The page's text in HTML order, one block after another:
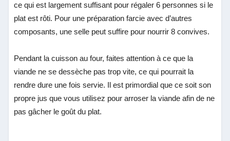
ce qui est largement suffisant pour régaler 6 personnes si le
plat est rôti. Pour une préparation farcie avec d’autres
composants, une selle peut suffire pour nourrir 8 convives.
Pendant la cuisson au four, faites attention à ce que la
viande ne se dessèche pas trop vite, ce qui pourrait la
rendre dure une fois servie. Il est primordial que ce soit son
propre jus que vous utilisez pour arroser la viande afin de ne
pas gâcher le goût du plat.